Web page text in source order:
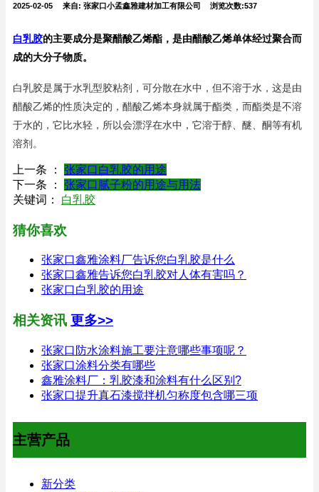
2025-02-05 来自: 张家口小孟鑫雅建材加工有限公司 浏览次数:537
白乳胶的主要成分是聚醋酸乙烯酯，是由醋酸乙烯单体经过聚合而
成的大分子物质。
白乳胶是属于水乳型胶粘剂，可分散在水中，但不溶于水，这是由
醋酸乙烯的性质决定的，醋酸乙烯本身就属于酯类，而酯类是不溶
于水的，它比水轻，所以会漂浮在水中，它溶于醇、醚、酮等有机
溶剂。
上一条 ：
张家口白乳胶的用途
下一条 ：
张家口腻子粉的用途与用法
关键词： 白乳胶
猜你喜欢
张家口鑫雅涂料厂告诉您白乳胶是什么
张家口鑫雅告诉您白乳胶对人体有害吗？
张家口白乳胶的用途
相关资讯 更多>>
张家口防水涂料施工要注意哪些事项呢？
张家口涂料分类有哪些
鑫雅涂料厂：乳胶漆和涂料有什么区别?
张家口提升真石漆搅拌机匀称度包含哪三项
主营产品
新分类